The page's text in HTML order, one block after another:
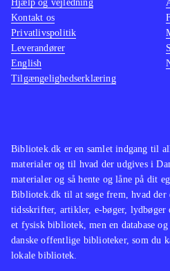
Bibliotek.dk er en samlet indgang til
materialer og til hvad der udgives i
materialer og så hente og låne på dit
Bibliotek.dk til at søge frem, hvad der
tidsskrifter, artikler, e-bøger,
et fysisk bibliotek, men en database
danske offentlige biblioteker, som du
lokale bibliotek.
Hjælp og vejledning
Kontakt os
Privatlivspolitik
Leverandører
English
Tilgængelighedserklæring